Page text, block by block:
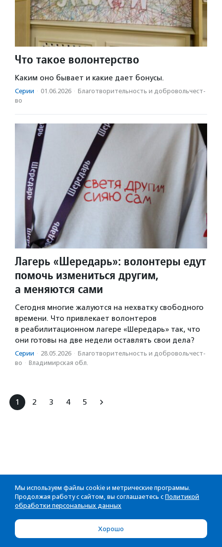
Что такое волонтерство
Каким оно бывает и какие дает бонусы.
Серии · 01.06.2026 · Благотвори­тель­ность и доброволь­чест­
во
Лагерь «Шередарь»: волонтеры едут
помочь измениться другим,
а меняются сами
Сегодня многие жалуются на нехватку свободного
времени. Что привлекает волонтеров
в реабилитационном лагере «Шередарь» так, что
они готовы на две недели оставлять свои дела?
Серии · 28.05.2026 · Благотвори­тель­ность и доброволь­чест­
во · Владимирская обл.
1 2 3 4 5
Мы используем файлы cookie и метрические программы.
Продолжая работу с сайтом, вы соглашаетесь с Политикой
обработки персональных данных
Хорошо